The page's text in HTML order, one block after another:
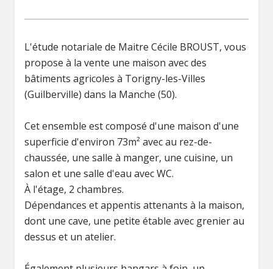
L'étude notariale de Maitre Cécile BROUST, vous
propose à la vente une maison avec des
bâtiments agricoles à Torigny-les-Villes
(Guilberville) dans la Manche (50).
Cet ensemble est composé d'une maison d'une
superficie d'environ 73m² avec au rez-de-
chaussée, une salle à manger, une cuisine, un
salon et une salle d'eau avec WC.
À l'étage, 2 chambres.
Dépendances et appentis attenants à la maison,
dont une cave, une petite étable avec grenier au
dessus et un atelier.